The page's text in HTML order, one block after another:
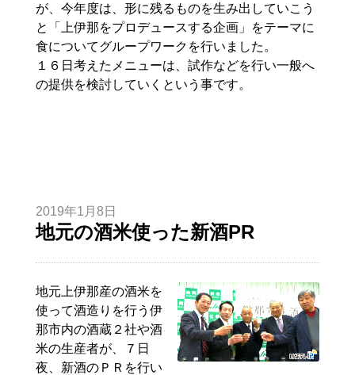
が、今年度は、形に残るものを生み出していこう
と「上伊那をプロデュースする企画」をテーマに
食についてグループワークを行いました。
１６日考えたメニューは、試作などを行い一般へ
の提供を検討していくという事です。
2019年1月8日
地元の酒米使った新酒PR
地元上伊那産の酒米を
使って酒造りを行う伊
那市内の酒蔵２社や酒
米の生産者が、７日
夜、新酒のＰＲを行い